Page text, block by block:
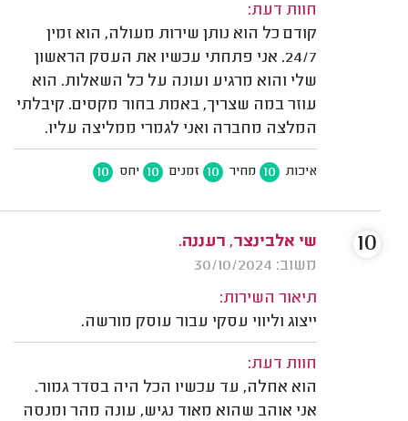
חוות דעת:
קודם כל הוא נותן שירות מעולה, הוא זמין
24/7. אני פתחתי עכשיו את העסק הראשון
שלי והוא מרגיע ועונה על כל השאלות. הוא
עוזר במה שצריך, באמת בחור מקסים. קיבלתי
המלצה מחברה ואני לגמרי ממליצה עליו.
איכות 10 מחיר 10 זמנים 10 יחס 10
שי אלבינצר, רעננה.
משוב: 30/10/2024
תיאור השירות:
ייצוג וליווי עסקי עבור עוסק מורשה.
חוות דעת:
הוא אחלה, עד עכשיו הכל היה בסדר גמור.
אני אוהב שהוא מאוד נגיש, עונה מהר ומנסה
10